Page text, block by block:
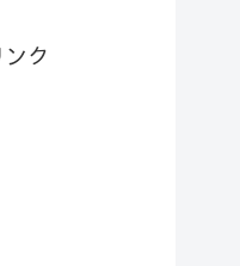
ク